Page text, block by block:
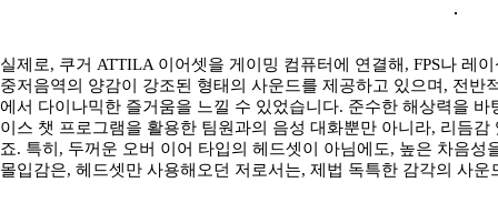
실제로, 쿠거 ATTILA 이어셋을 게이밍 컴퓨터에 연결해, FPS나 레
중저음역의 양감이 강조된 형태의 사운드를 제공하고 있으며, 전
에서 다이나믹한 즐거움을 느낄 수 있었습니다. 준수한 해상력을
이스 챗 프로그램을 활용한 팀원과의 음성 대화뿐만 아니라, 리듬
죠. 특히, 두꺼운 오버 이어 타입의 헤드셋이 아님에도, 높은 차음
몰입감은, 헤드셋만 사용해오던 저로서는, 제법 독특한 감각의 사운